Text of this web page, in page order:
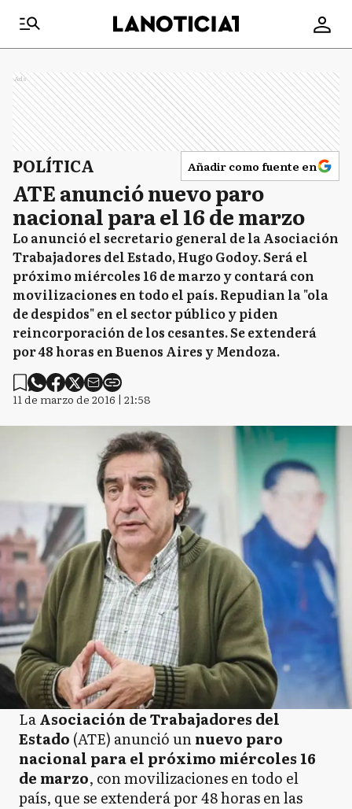
Ads
POLÍTICA Añadir como fuente en
ATE anunció nuevo paro
nacional para el 16 de marzo
Lo anunció el secretario general de la Asociación
Trabajadores del Estado, Hugo Godoy. Será el
próximo miércoles 16 de marzo y contará con
movilizaciones en todo el país. Repudian la "ola
de despidos" en el sector público y piden
reincorporación de los cesantes. Se extenderá
por 48 horas en Buenos Aires y Mendoza.
11 de marzo de 2016 | 21:58
LaAsociación de Trabajadores del
Estado (ATE) anunció unnuevo paro
nacional para el próximo miércoles 16
de marzo, con movilizaciones en todo el
país, que se extenderá por 48 horas en las